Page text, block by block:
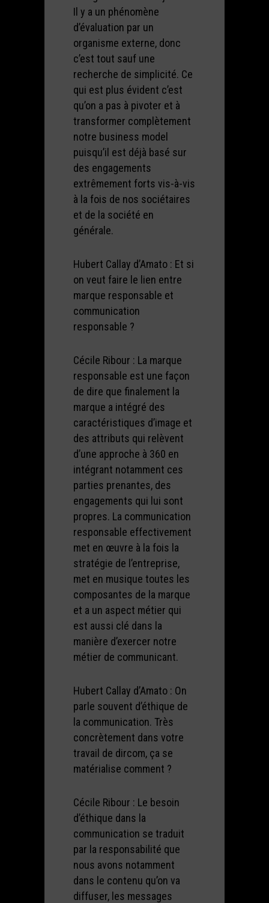
Il y a un phénomène
d’évaluation par un
organisme externe, donc
c’est tout sauf une
recherche de simplicité. Ce
qui est plus évident c’est
qu’on a pas à pivoter et à
transformer complètement
notre business model
puisqu’il est déjà basé sur
des engagements
extrêmement forts vis-à-vis
à la fois de nos sociétaires
et de la société en
générale.
Hubert Callay d’Amato : Et si
on veut faire le lien entre
marque responsable et
communication
responsable ?
Cécile Ribour : La marque
responsable est une façon
de dire que finalement la
marque a intégré des
caractéristiques d’image et
des attributs qui relèvent
d’une approche à 360 en
intégrant notamment ces
parties prenantes, des
engagements qui lui sont
propres. La communication
responsable effectivement
met en œuvre à la fois la
stratégie de l’entreprise,
met en musique toutes les
composantes de la marque
et a un aspect métier qui
est aussi clé dans la
manière d’exercer notre
métier de communicant.
Hubert Callay d’Amato : On
parle souvent d’éthique de
la communication. Très
concrètement dans votre
travail de dircom, ça se
matérialise comment ?
Cécile Ribour : Le besoin
d’éthique dans la
communication se traduit
par la responsabilité que
nous avons notamment
dans le contenu qu’on va
diffuser, les messages